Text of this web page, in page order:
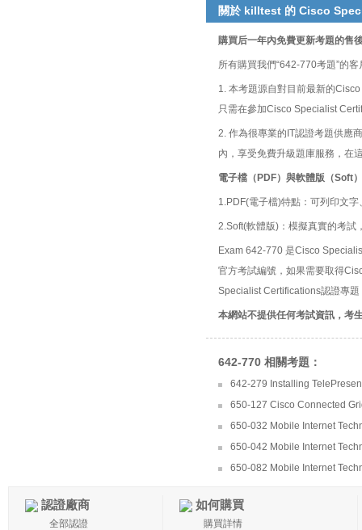
關於 killtest 的 Cisco
購買后一年內免費更新考題的售
所有購買我們“642-770考題”的
1. 本考題源自對目前最新的
只需在參加Cisco Specialist
2. 作為很專業的IT認證考題供應
內，享受免費升級題庫服務，在
電子檔（PDF）與軟體版（Soft
1.PDF(電子檔)特點：可列印文
2.Soft(軟體版)：模擬真實的考試
Exam 642-770 是Cisco
官方考試編號，如果需要取得
Specialist Certifications認證專
本網站不提供任何考試資訊，考
642-770 相關考題：
642-279 Installing
650-127 Cisco Connected
650-032 Mobile Internet
650-042 Mobile Internet
650-082 Mobile Internet
認證廠商
全部認證
如何購買
購買詳情